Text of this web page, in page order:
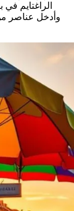
وأدخل عناصر من